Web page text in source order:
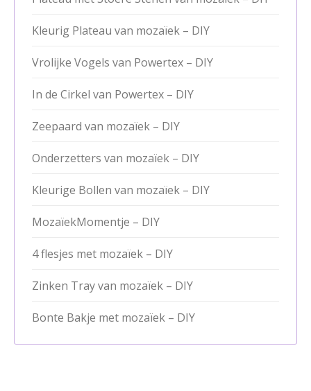
Kleurig Plateau van mozaïek – DIY
Vrolijke Vogels van Powertex – DIY
In de Cirkel van Powertex – DIY
Zeepaard van mozaïek – DIY
Onderzetters van mozaïek – DIY
Kleurige Bollen van mozaïek – DIY
MozaïekMomentje – DIY
4 flesjes met mozaïek – DIY
Zinken Tray van mozaïek – DIY
Bonte Bakje met mozaïek – DIY